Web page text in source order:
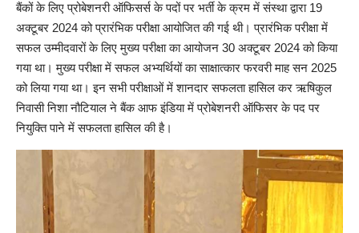
बैंकों के लिए प्रोबेशनरी ऑफिसर्स के पदों पर भर्ती के क्रम में संस्था द्वारा 19
अक्टूबर 2024 को प्रारंभिक परीक्षा आयोजित की गई थी। प्रारंभिक परीक्षा में
सफल उम्मीदवारों के लिए मुख्य परीक्षा का आयोजन 30 अक्टूबर 2024 को किया
गया था। मुख्य परीक्षा में सफल अभ्यर्थियों का साक्षात्कार फरवरी माह सन 2025
को लिया गया था। इन सभी परीक्षाओं में शानदार सफलता हासिल कर ऋषिकुल
निवासी निशा नौटियाल ने बैंक आफ इंडिया में प्रोबेशनरी ऑफिसर के पद पर
नियुक्ति पाने में सफलता हासिल की है।